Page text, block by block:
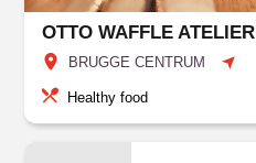
OTTO WAFFLE ATELIER
BRUGGE CENTRUM
Healthy food